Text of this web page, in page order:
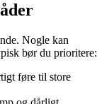
Nogle kan
bør du prioritere:
føre til store